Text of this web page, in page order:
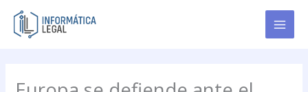
contenido